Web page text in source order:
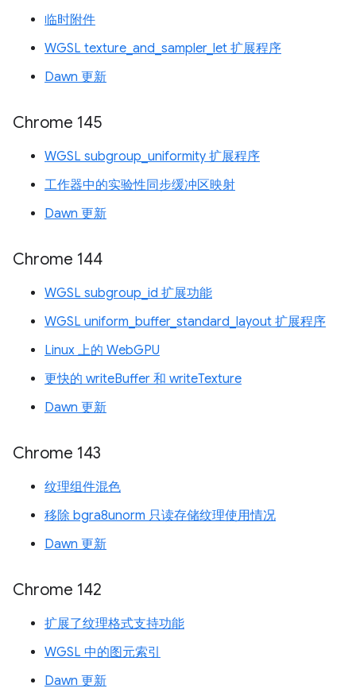
临时附件
WGSL texture_and_sampler_let 扩展程序
Dawn 更新
Chrome 145
WGSL subgroup_uniformity 扩展程序
工作器中的实验性同步缓冲区映射
Dawn 更新
Chrome 144
WGSL subgroup_id 扩展功能
WGSL uniform_buffer_standard_layout 扩展程序
Linux 上的 WebGPU
更快的 writeBuffer 和 writeTexture
Dawn 更新
Chrome 143
纹理组件混色
移除 bgra8unorm 只读存储纹理使用情况
Dawn 更新
Chrome 142
扩展了纹理格式支持功能
WGSL 中的图元索引
Dawn 更新